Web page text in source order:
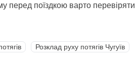
перед поїздкою варто перевіряти
Розклад руху потягів Чугуїв